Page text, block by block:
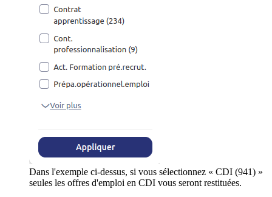
Dans l'exemple ci-dessus, si vous sélectionnez « CDI (941) »
seules les offres d'emploi en CDI vous seront restituées.